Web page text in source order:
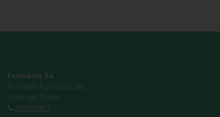
Farmácia Sá
Rua Vale Formoso, 181
4200-512 Porto
225020427